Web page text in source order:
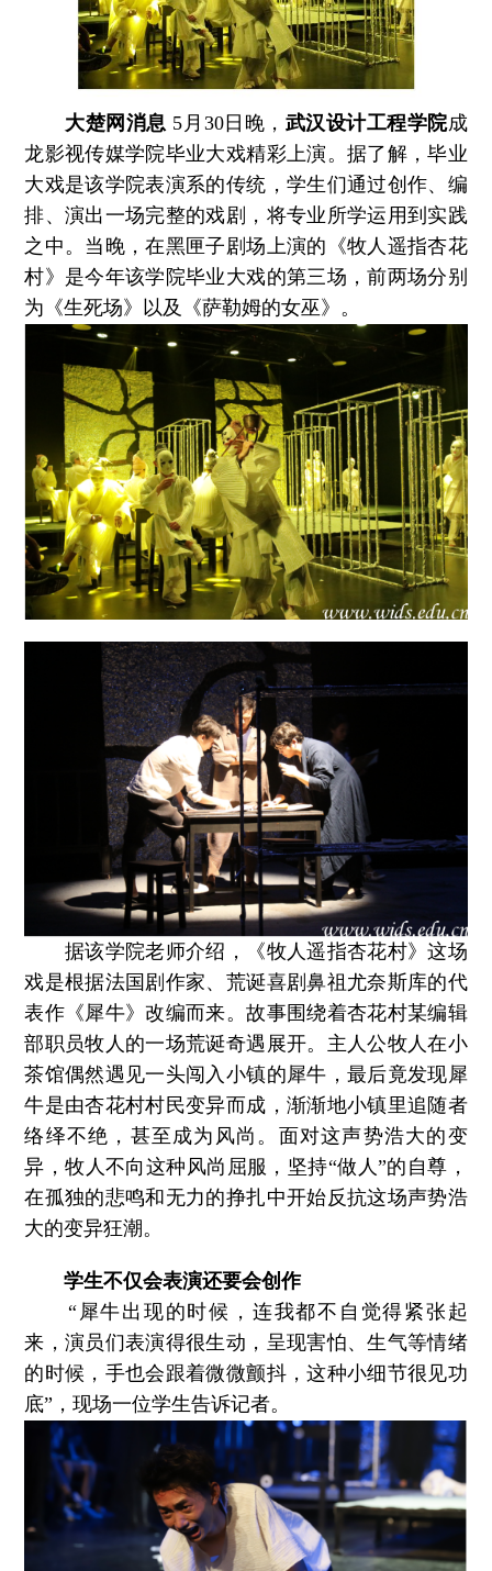
大楚网消息 5月30日晚， 武汉设计工程学院成
龙影视传媒学院毕业大戏精彩上演。据了解，毕业
大戏是该学院表演系的传统，学生们通过创作、编
排、演出一场完整的戏剧，将专业所学运用到实践
之中。当晚，在黑匣子剧场上演的《牧人遥指杏花
村》是今年该学院毕业大戏的第三场，前两场分别
为《生死场》以及《萨勒姆的女巫》。
据该学院老师介绍，《牧人遥指杏花村》这场
戏是根据法国剧作家、荒诞喜剧鼻祖尤奈斯库的代
表作《犀牛》改编而来。故事围绕着杏花村某编辑
部职员牧人的一场荒诞奇遇展开。主人公牧人在小
茶馆偶然遇见一头闯入小镇的犀牛，最后竟发现犀
牛是由杏花村村民变异而成，渐渐地小镇里追随者
络绎不绝，甚至成为风尚。面对这声势浩大的变
异，牧人不向这种风尚屈服，坚持“做人”的自尊，
在孤独的悲鸣和无力的挣扎中开始反抗这场声势浩
大的变异狂潮。
学生不仅会表演还要会创作
“犀牛出现的时候，连我都不自觉得紧张起
来，演员们表演得很生动，呈现害怕、生气等情绪
的时候，手也会跟着微微颤抖，这种小细节很见功
底”，现场一位学生告诉记者。